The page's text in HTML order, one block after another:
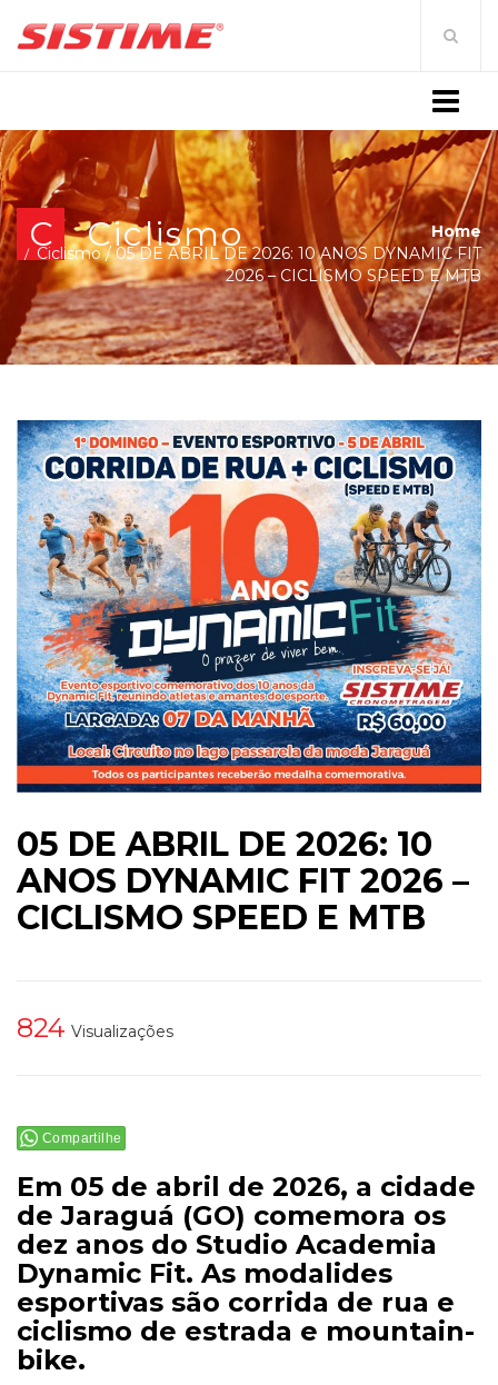
C Ciclismo
Home
Ciclismo /05 DE ABRIL DE 2026: 10 ANOS DYNAMIC FIT
2026 – CICLISMO SPEED E MTB
05 DE ABRIL DE 2026: 10
ANOS DYNAMIC FIT 2026 –
CICLISMO SPEED E MTB
824 Visualizações
Compartilhe
Em 05 de abril de 2026, a cidade
de Jaraguá (GO) comemora os
dez anos do Studio Academia
Dynamic Fit. As modalides
esportivas são corrida de rua e
ciclismo de estrada e mountain-
bike.